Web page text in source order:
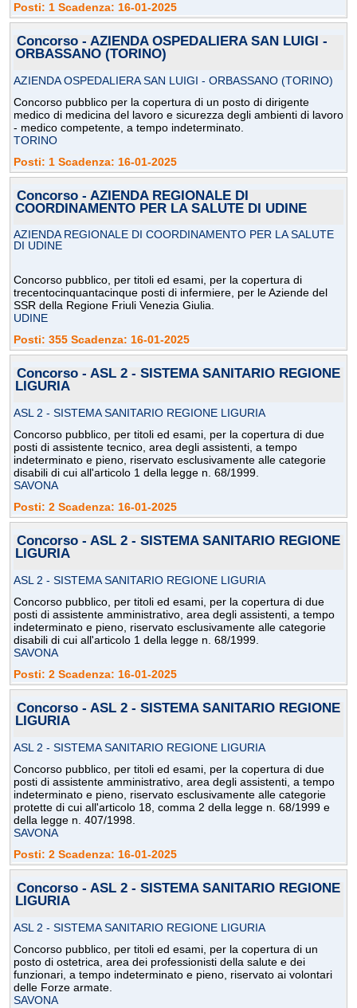
Posti: 1 Scadenza: 16-01-2025
Concorso - AZIENDA OSPEDALIERA SAN LUIGI -
ORBASSANO (TORINO)
AZIENDA OSPEDALIERA SAN LUIGI - ORBASSANO (TORINO)
Concorso pubblico per la copertura di un posto di dirigente
medico di medicina del lavoro e sicurezza degli ambienti di lavoro
- medico competente, a tempo indeterminato.
TORINO
Posti: 1 Scadenza: 16-01-2025
Concorso - AZIENDA REGIONALE DI
COORDINAMENTO PER LA SALUTE DI UDINE
AZIENDA REGIONALE DI COORDINAMENTO PER LA SALUTE
DI UDINE
Concorso pubblico, per titoli ed esami, per la copertura di
trecentocinquantacinque posti di infermiere, per le Aziende del
SSR della Regione Friuli Venezia Giulia.
UDINE
Posti: 355 Scadenza: 16-01-2025
Concorso - ASL 2 - SISTEMA SANITARIO REGIONE
LIGURIA
ASL 2 - SISTEMA SANITARIO REGIONE LIGURIA
Concorso pubblico, per titoli ed esami, per la copertura di due
posti di assistente tecnico, area degli assistenti, a tempo
indeterminato e pieno, riservato esclusivamente alle categorie
disabili di cui all'articolo 1 della legge n. 68/1999.
SAVONA
Posti: 2 Scadenza: 16-01-2025
Concorso - ASL 2 - SISTEMA SANITARIO REGIONE
LIGURIA
ASL 2 - SISTEMA SANITARIO REGIONE LIGURIA
Concorso pubblico, per titoli ed esami, per la copertura di due
posti di assistente amministrativo, area degli assistenti, a tempo
indeterminato e pieno, riservato esclusivamente alle categorie
disabili di cui all'articolo 1 della legge n. 68/1999.
SAVONA
Posti: 2 Scadenza: 16-01-2025
Concorso - ASL 2 - SISTEMA SANITARIO REGIONE
LIGURIA
ASL 2 - SISTEMA SANITARIO REGIONE LIGURIA
Concorso pubblico, per titoli ed esami, per la copertura di due
posti di assistente amministrativo, area degli assistenti, a tempo
indeterminato e pieno, riservato esclusivamente alle categorie
protette di cui all'articolo 18, comma 2 della legge n. 68/1999 e
della legge n. 407/1998.
SAVONA
Posti: 2 Scadenza: 16-01-2025
Concorso - ASL 2 - SISTEMA SANITARIO REGIONE
LIGURIA
ASL 2 - SISTEMA SANITARIO REGIONE LIGURIA
Concorso pubblico, per titoli ed esami, per la copertura di un
posto di ostetrica, area dei professionisti della salute e dei
funzionari, a tempo indeterminato e pieno, riservato ai volontari
delle Forze armate.
SAVONA